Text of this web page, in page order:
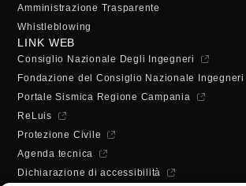
Amministrazione Trasparente
Whistleblowing
LINK WEB
Consiglio Nazionale Degli Ingegneri
Fondazione del Consiglio Nazionale Ingegneri
Portale Sismica Regione Campania
ReLuis
Protezione Civile
Agenda tecnica
Dichiarazione di accessibilità